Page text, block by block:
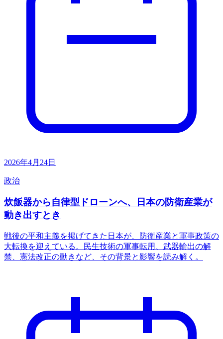
2026年4月24日
政治
炊飯器から自律型ドローンへ、日本の防衛産業が
動き出すとき
戦後の平和主義を掲げてきた日本が、防衛産業と軍事政策の
大転換を迎えている。民生技術の軍事転用、武器輸出の解
禁、憲法改正の動きなど、その背景と影響を読み解く。